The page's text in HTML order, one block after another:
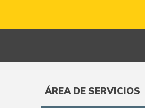
ÁREA DE SERVICIOS